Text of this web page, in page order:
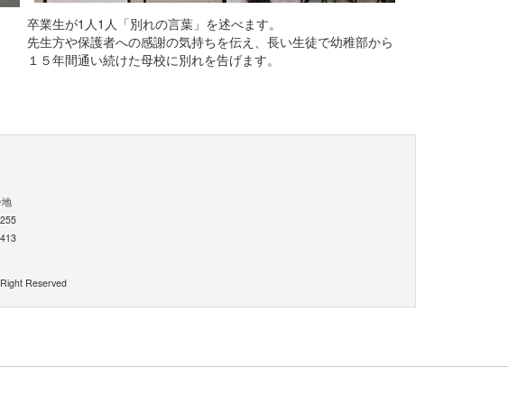
卒業生が1人1人「別れの言葉」を述べます。
先生方や保護者への感謝の気持ちを伝え、長い生徒で幼稚部から
１５年間通い続けた母校に別れを告げます。
Reserved